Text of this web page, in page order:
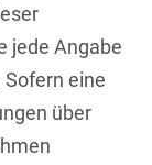
jede Angabe
eine
über